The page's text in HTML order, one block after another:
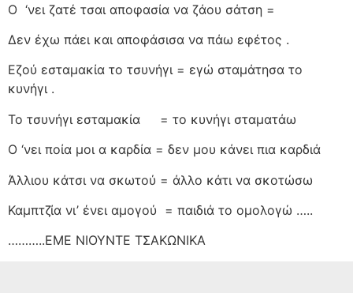
Ο ‘νει ζατέ τσαι αποφασία να ζάου σάτση =
Δεν έχω πάει και αποφάσισα να πάω εφέτος .
Εζού εσταμακία το τσυνήγι = εγώ σταμάτησα το
κυνήγι .
Το τσυνήγι εσταμακία
= το κυνήγι σταματάω
Ο ‘νει ποία μοι α καρδία = δεν μου κάνει πια καρδιά
Άλλιου κάτσι να σκωτού = άλλο κάτι να σκοτώσω
Καμπτζία νι’ ένει αμογού = παιδιά το ομολογώ …..
………..ΕΜΕ ΝΙΟΥΝΤΕ ΤΣΑΚΩΝΙΚΑ